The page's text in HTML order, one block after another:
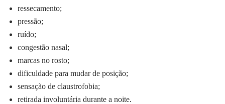
ressecamento;
pressão;
ruído;
congestão nasal;
marcas no rosto;
dificuldade para mudar de posição;
sensação de claustrofobia;
retirada involuntária durante a noite.